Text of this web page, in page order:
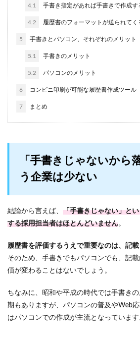
4.1 手書き指定があれば手書きで作成す
4.2 履歴書のフォーマットが送られてく
5 手書きとパソコン、それぞれのメリット
5.1 手書きのメリット
5.2 パソコンのメリット
6 コンビニ印刷が可能な履歴書作成ツール
7 まとめ
「手書きじゃないから
う企業は少ない
結論から言えば、 「手書きじゃない」と
する採用担当者はほとんどいません。
履歴書を評価するうえで重要なのは、記
そのため、手書きでもパソコンでも、記
価が変わることはないでしょう。
ちなみに、昭和や平成の時代では手書き
期もありますが、パソコンの普及やWeb
はパソコンでの作成が主流となっています